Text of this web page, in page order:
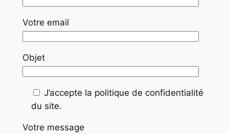
Votre email
Objet
J’accepte la politique de confidentialité
du site.
Votre message